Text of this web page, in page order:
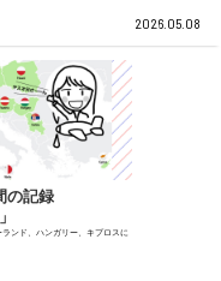
2026.05.08
の記録
ンド、ハンガリー、キプロスに